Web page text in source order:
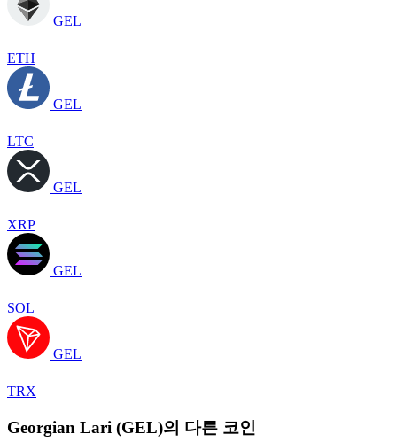
GEL
ETH
GEL
LTC
GEL
XRP
GEL
SOL
GEL
TRX
Georgian Lari (GEL)의 다른 코인